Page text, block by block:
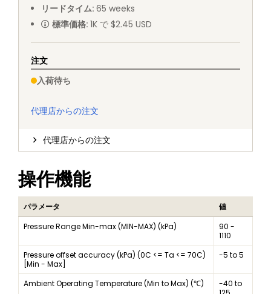
リードタイム: 65 weeks
標準価格: 1K で $2.45 USD
注文
入荷待ち
代理店からの注文
代理店からの注文
操作機能
パラメータ
値
Pressure Range Min-max (MIN-MAX) (kPa)
90 -
1110
Pressure offset accuracy (kPa) (0C <= Ta <= 70C)
[Min - Max]
-5 to 5
Ambient Operating Temperature (Min to Max) (℃)
-40 to